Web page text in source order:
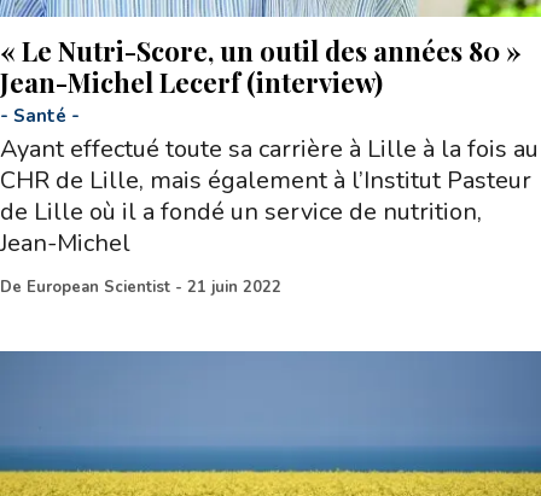
« Le Nutri-Score, un outil des années 80 »
Jean-Michel Lecerf (interview)
- Santé -
Ayant effectué toute sa carrière à Lille à la fois au
CHR de Lille, mais également à l’Institut Pasteur
de Lille où il a fondé un service de nutrition,
Jean-Michel
De European Scientist - 21 juin 2022